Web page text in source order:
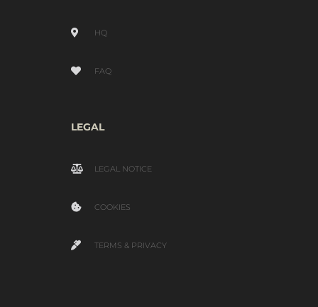
HQ
FAQ
LEGAL
LEGAL NOTICE
COOKIES
TERMS & PRIVACY